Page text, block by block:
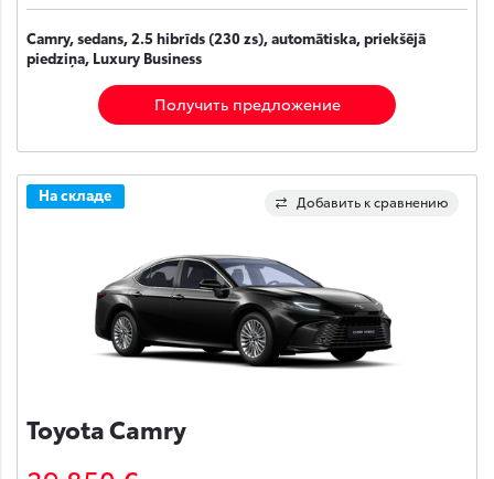
Camry, sedans, 2.5 hibrīds (230 zs), automātiska, priekšējā
piedziņa, Luxury Business
Получить предложение
Добавить к сравнению
На складе
Toyota Camry